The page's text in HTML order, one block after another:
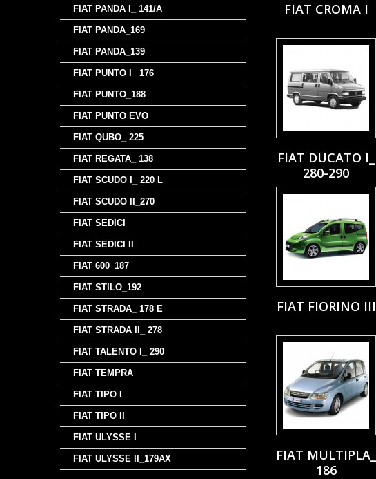
FIAT PANDA I_ 141/A
FIAT PANDA_169
FIAT PANDA_139
FIAT PUNTO I_ 176
FIAT PUNTO_188
FIAT PUNTO EVO
FIAT QUBO_ 225
FIAT REGATA_ 138
FIAT SCUDO I_ 220 L
FIAT SCUDO II_270
FIAT SEDICI
FIAT SEDICI II
FIAT 600_187
FIAT STILO_192
FIAT STRADA_ 178 E
FIAT STRADA II_ 278
FIAT TALENTO I_ 290
FIAT TEMPRA
FIAT TIPO I
FIAT TIPO II
FIAT ULYSSE I
FIAT ULYSSE II_179AX
FIAT CROMA I
FIAT DUCATO I_
280-290
FIAT FIORINO III
FIAT MULTIPLA_
186